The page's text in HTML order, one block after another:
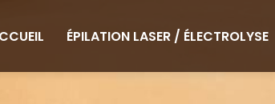
ÉPILATION LASER / ÉLECTROLYSE